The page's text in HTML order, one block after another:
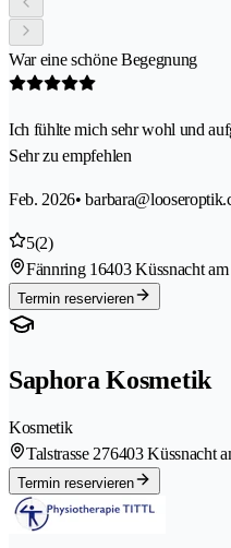
War eine schöne Begegnung
Ich fühlte mich sehr wohl und
Sehr zu empfehlen
Feb. 2026•
5(2)
Fännring 16403 Küssnacht
Termin reservieren
Saphora Kosmetik
Kosmetik
Talstrasse 276403 Küssnacht
Termin reservieren